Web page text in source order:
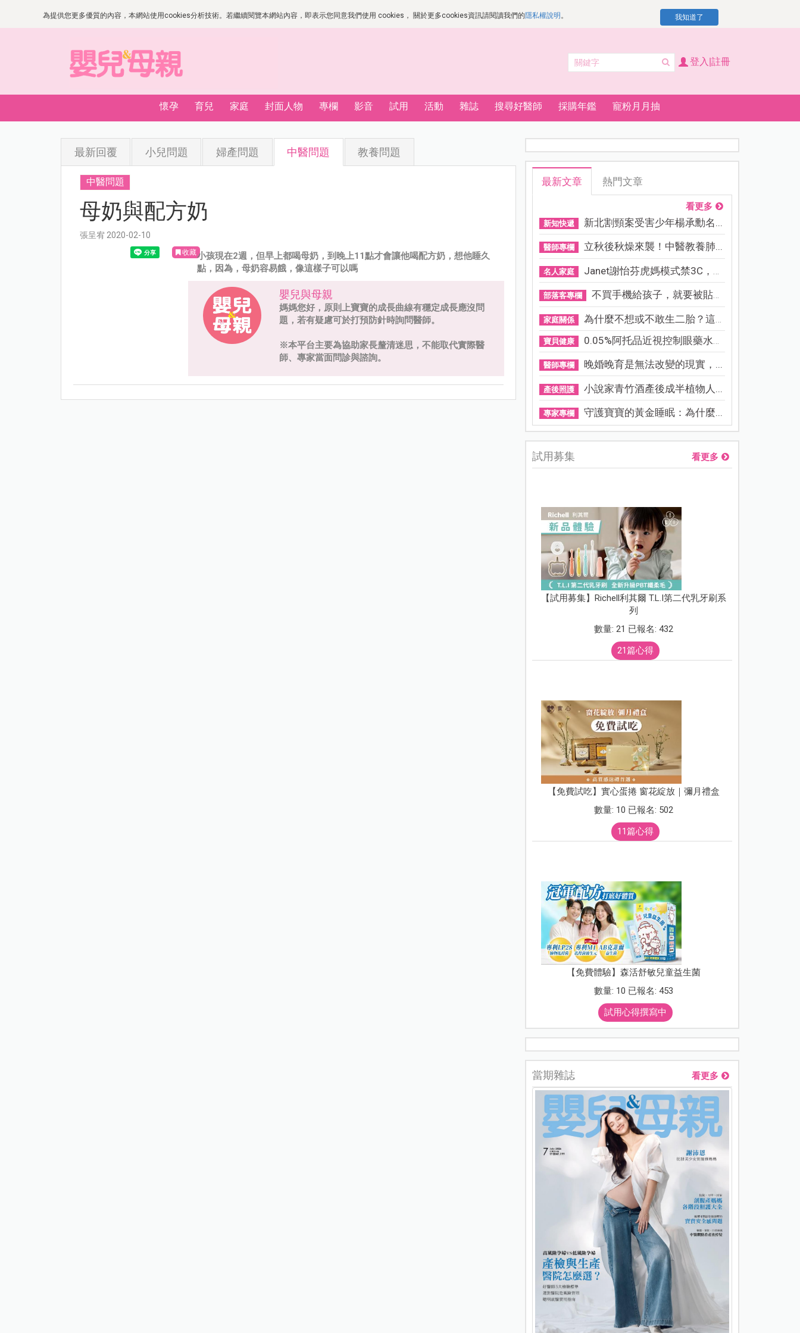
為提供您更多優質的內容，本網站使用cookies分析技術。若繼續閱覽本網站內容，即表示您同意我們使用 cookies， 關於更多cookies資訊請閱讀我們的隱私權說明 。 我知道了
登入|註冊
懷孕 育兒 家庭 封面人物 專欄 影音 試用 活動 雜誌 搜尋好醫師 採購年鑑 寵粉月月抽
最新回覆 小兒問題 婦產問題 中醫問題 教養問題
中醫問題
母奶與配方奶
張呈宥 2020-02-10
收藏小孩現在2週，但早上都喝母奶，到晚上11點才會讓他喝配方奶，想他睡久
點，因為，母奶容易餓，像這樣子可以嗎
嬰兒與母親
媽媽您好，原則上寶寶的成長曲線有穩定成長應沒問
題，若有疑慮可於打預防針時詢問醫師。
※本平台主要為協助家長釐清迷思，不能取代實際醫
師、專家當面問診與諮詢。
最新文章 熱門文章
看更多
新知快遞 新北割頸案受害少年楊承勳名...
醫師專欄 立秋後秋燥來襲！中醫教養肺...
名人家庭 Janet謝怡芬虎媽模式禁3C，看...
部落客專欄 不買手機給孩子，就要被貼「...
家庭關係 為什麼不想或不敢生二胎？這8...
寶貝健康 0.05%阿托品近視控制眼藥水納...
醫師專欄 晚婚晚育是無法改變的現實，...
產後照護 小說家青竹酒產後成半植物人...
專家專欄 守護寶寶的黃金睡眠：為什麼...
試用募集 看更多
【試用募集】Richell利其爾 T.L.I第二代乳牙刷系
列
數量: 21 已報名: 432
21篇心得
【免費試吃】實心蛋捲 窗花綻放｜彌月禮盒
數量: 10 已報名: 502
11篇心得
【免費體驗】森活舒敏兒童益生菌
數量: 10 已報名: 453
試用心得撰寫中
當期雜誌 看更多